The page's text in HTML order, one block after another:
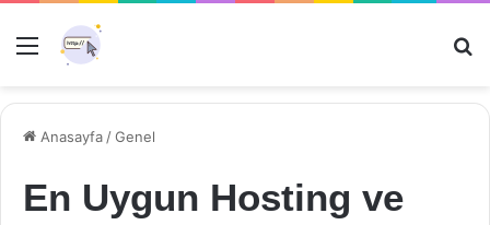
Menü
Anasayfa /Genel
En Uygun Hosting ve